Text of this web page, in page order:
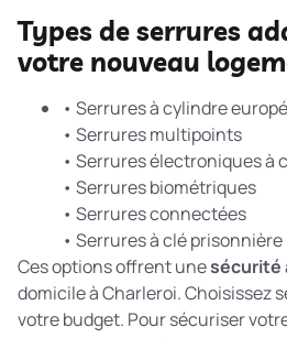
Types de serrures
votre nouveau
• Serrures à cylindre
• Serrures multipoints
• Serrures électroniques à
• Serrures biométriques
• Serrures connectées
• Serrures à clé prisonnière
Ces options offrent unesécurité
domicile à Charleroi. Choisissez
votre budget. Poursécuriser